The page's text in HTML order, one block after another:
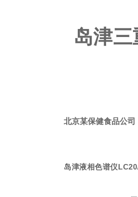
岛津
北京某保健食品公司
岛津液相色谱仪